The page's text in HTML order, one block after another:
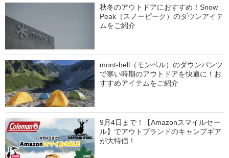
秋冬のアウトドアにおすすめ！Snow
Peak（スノーピーク）のダウンアイテ
ムをご紹介
mont-bell（モンベル）のダウンパンツ
で寒い時期のアウトドアを快適に！お
すすめアイテムをご紹介
9月4日まで！【Amazonスマイルセー
ル】でアウトブランドのキャンプギア
が大特価！